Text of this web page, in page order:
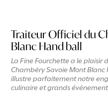
Traiteur Officiel du
Blanc Hand ball
La Fine Fourchette a le plaisir
Chambéry Savoie Mont
illustre parfaitement notre
culinaire et grands